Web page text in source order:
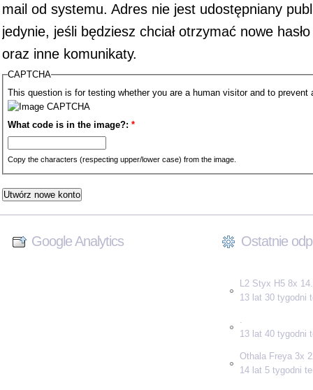
mail od systemu. Adres nie jest udostępniany
jedynie, jeśli będziesz chciał otrzymać nowe
oraz inne komunikaty.
CAPTCHA
This question is for testing whether you are a human visitor and to
What code is in the image?:*
Copy the characters (respecting upper/lower case) from the image.
Google Analytics Ostatnie
L2 Styx H5 8x
13 lat 30 tygodni
.
13 lat 40 tygodni
Othala Freya 3x
14 lat 5 tygodni